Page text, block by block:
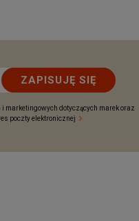
ZAPISUJĘ SIĘ
marketingowych dotyczących marek oraz
poczty elektronicznej